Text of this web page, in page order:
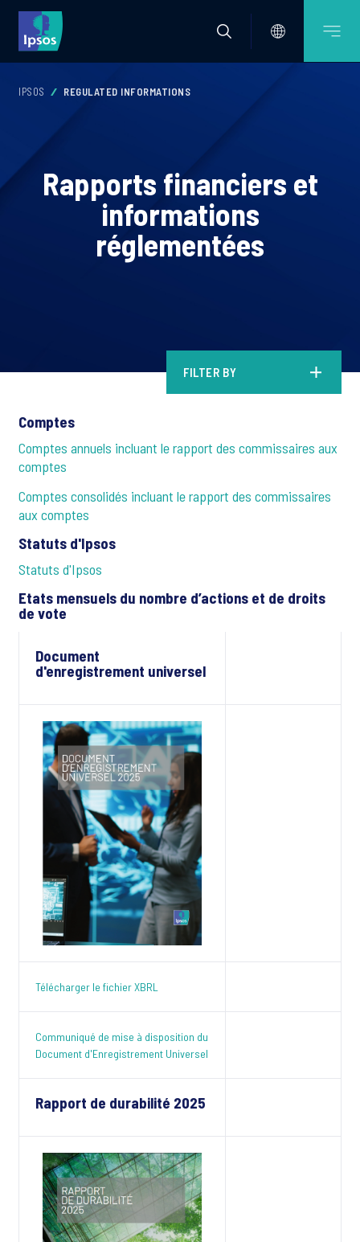
IPSOS REGULATED INFORMATIONS
Rapports financiers et
informations
réglementées
FILTER BY
Comptes
Comptes annuels incluant le rapport des commissaires aux
comptes
Comptes consolidés incluant le rapport des commissaires
aux comptes
Statuts d'Ipsos
Statuts d'Ipsos
Etats mensuels du nombre d’actions et de droits
de vote
Document
d'enregistrement universel
Télécharger le fichier XBRL
Communiqué de mise à disposition du
Document d'Enregistrement Universel
Rapport de durabilité 2025